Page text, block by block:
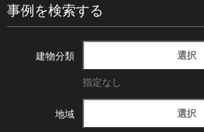
事例を検索する
建物分類 選択
指定なし
地域 選択